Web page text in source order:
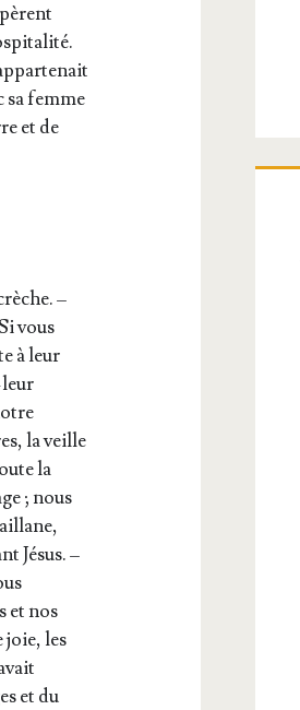
femme
et de
–
vous
à leur
la veille
la
; nous
Jésus. –
et nos
les
et du